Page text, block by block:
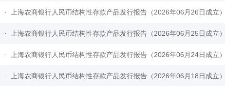
· 上海农商银行人民币结构性存款产品发行报告（2026年06月26日成立）
· 上海农商银行人民币结构性存款产品发行报告（2026年06月25日成立）
· 上海农商银行人民币结构性存款产品发行报告（2026年06月24日成立）
· 上海农商银行人民币结构性存款产品发行报告（2026年06月18日成立）